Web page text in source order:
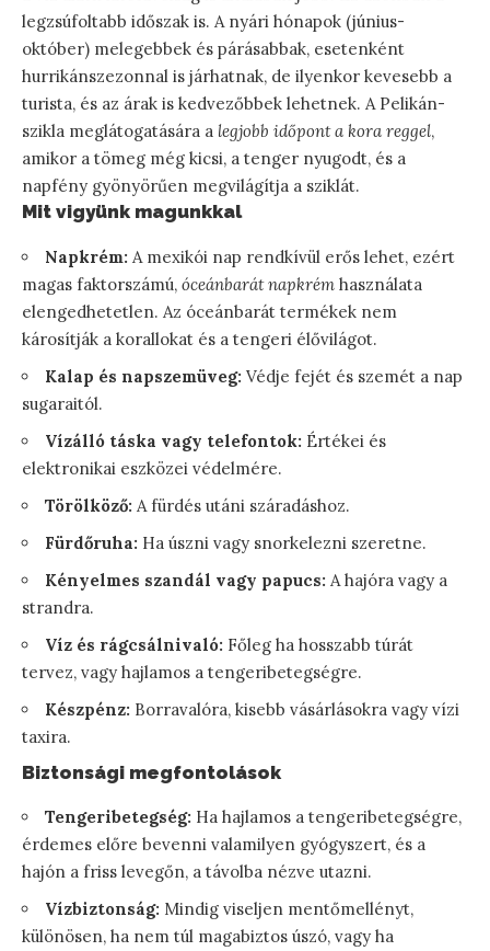
legzsúfoltabb időszak is. A nyári hónapok (június-
október) melegebbek és párásabbak, esetenként
hurrikánszezonnal is járhatnak, de ilyenkor kevesebb a
turista, és az árak is kedvezőbbek lehetnek. A Pelikán-
szikla meglátogatására a legjobb időpont a kora reggel,
amikor a tömeg még kicsi, a tenger nyugodt, és a
napfény gyönyörűen megvilágítja a sziklát.
Mit vigyünk magunkkal
Napkrém: A mexikói nap rendkívül erős lehet, ezért
magas faktorszámú, óceánbarát napkrém használata
elengedhetetlen. Az óceánbarát termékek nem
károsítják a korallokat és a tengeri élővilágot.
Kalap és napszemüveg: Védje fejét és szemét a nap
sugaraitól.
Vízálló táska vagy telefontok: Értékei és
elektronikai eszközei védelmére.
Törölköző: A fürdés utáni száradáshoz.
Fürdőruha: Ha úszni vagy snorkelezni szeretne.
Kényelmes szandál vagy papucs: A hajóra vagy a
strandra.
Víz és rágcsálnivaló: Főleg ha hosszabb túrát
tervez, vagy hajlamos a tengeribetegségre.
Készpénz: Borravalóra, kisebb vásárlásokra vagy vízi
taxira.
Biztonsági megfontolások
Tengeribetegség: Ha hajlamos a tengeribetegségre,
érdemes előre bevenni valamilyen gyógyszert, és a
hajón a friss levegőn, a távolba nézve utazni.
Vízbiztonság: Mindig viseljen mentőmellényt,
különösen, ha nem túl magabiztos úszó, vagy ha